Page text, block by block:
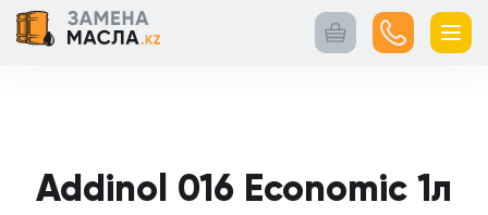
Главная
Контакты
Кейсы
Каталог
Услуги
Addinol 016 Economic 1л